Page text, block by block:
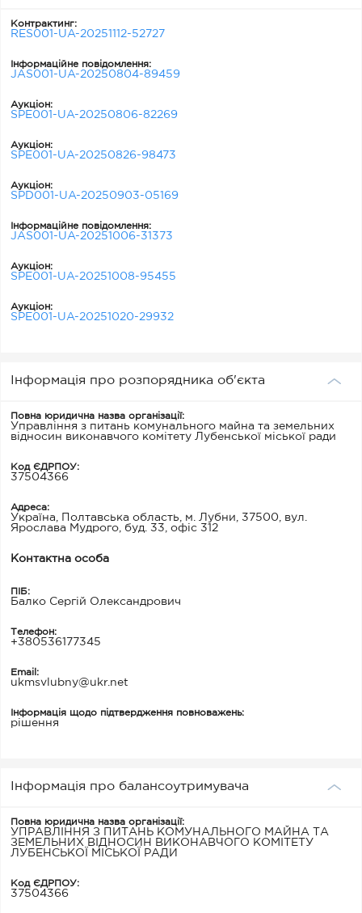
Контрактинг:
RES001-UA-20251112-52727
Інформаційне повідомлення:
JAS001-UA-20250804-89459
Аукціон:
SPE001-UA-20250806-82269
Аукціон:
SPE001-UA-20250826-98473
Аукціон:
SPD001-UA-20250903-05169
Інформаційне повідомлення:
JAS001-UA-20251006-31373
Аукціон:
SPE001-UA-20251008-95455
Аукціон:
SPE001-UA-20251020-29932
Інформація про розпорядника об'єкта
Повна юридична назва організації:
Управління з питань комунального майна та земельних
відносин виконавчого комітету Лубенської міської ради
Код ЄДРПОУ:
37504366
Адреса:
Україна, Полтавська область, м. Лубни, 37500, вул.
Ярослава Мудрого, буд. 33, офіс 312
Контактна особа
ПІБ:
Балко Сергій Олександрович
Телефон:
+380536177345
Email:
ukmsvlubny@ukr.net
Інформація щодо підтвердження повноважень:
рішення
Інформація про балансоутримувача
Повна юридична назва організації:
УПРАВЛІННЯ З ПИТАНЬ КОМУНАЛЬНОГО МАЙНА ТА
ЗЕМЕЛЬНИХ ВІДНОСИН ВИКОНАВЧОГО КОМІТЕТУ
ЛУБЕНСЬКОЇ МІСЬКОЇ РАДИ
Код ЄДРПОУ:
37504366